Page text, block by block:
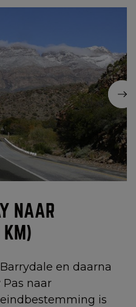
NAAR
KM)
en daarna
naar
is